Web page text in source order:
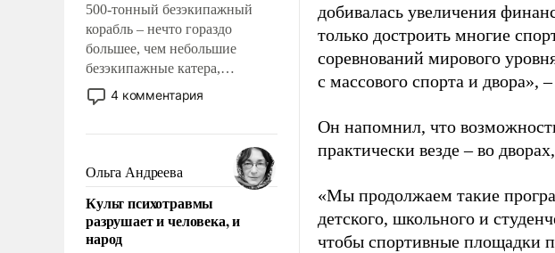
500-тонный безэкипажный
корабль – нечто гораздо
большее, чем небольшие
безэкипажные катера,
применение которых уже
стало обыденностью. Задача по
сложна и амбициозна. Однако
и ее реализация радикально
поднимет наши боевые
возможности.
4 комментария
Ольга Андреева
Культ психотравмы
разрушает и человека, и
народ
добивалась увеличения
только достроить многие
соревнований мирового
с массового спорта и двора»,
Он напомнил, что
практически везде – во
«Мы продолжаем такие
детского, школьного и
чтобы спортивные площадки